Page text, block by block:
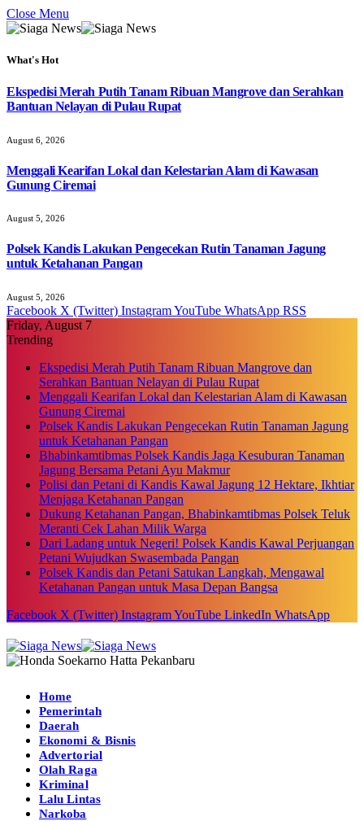
Close Menu
What's Hot
Ekspedisi Merah Putih Tanam Ribuan Mangrove dan Serahkan
Bantuan Nelayan di Pulau Rupat
August 6, 2026
Menggali Kearifan Lokal dan Kelestarian Alam di Kawasan
Gunung Ciremai
August 5, 2026
Polsek Kandis Lakukan Pengecekan Rutin Tanaman Jagung
untuk Ketahanan Pangan
August 5, 2026
Facebook X (Twitter) InstagramYouTube WhatsApp RSS
Friday, August 7
Trending
Ekspedisi Merah Putih Tanam Ribuan Mangrove dan
Serahkan Bantuan Nelayan di Pulau Rupat
Menggali Kearifan Lokal dan Kelestarian Alam di Kawasan
Gunung Ciremai
Polsek Kandis Lakukan Pengecekan Rutin Tanaman Jagung
untuk Ketahanan Pangan
Bhabinkamtibmas Polsek Kandis Jaga Kesuburan Tanaman
Jagung Bersama Petani Ayu Makmur
Polisi dan Petani di Kandis Kawal Jagung 12 Hektare, Ikhtiar
Menjaga Ketahanan Pangan
Dukung Ketahanan Pangan, Bhabinkamtibmas Polsek Teluk
Meranti Cek Lahan Milik Warga
Dari Ladang untuk Negeri! Polsek Kandis Kawal Perjuangan
Petani Wujudkan Swasembada Pangan
Polsek Kandis dan Petani Satukan Langkah, Mengawal
Ketahanan Pangan untuk Masa Depan Bangsa
Facebook X (Twitter) InstagramYouTube LinkedIn WhatsApp
Home
Pemerintah
Daerah
Ekonomi & Bisnis
Advertorial
Olah Raga
Kriminal
Lalu Lintas
Narkoba